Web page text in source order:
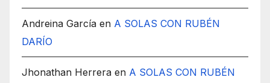
Andreina García en A SOLAS CON RUBÉN
DARÍO
Jhonathan Herrera en A SOLAS CON RUBÉN